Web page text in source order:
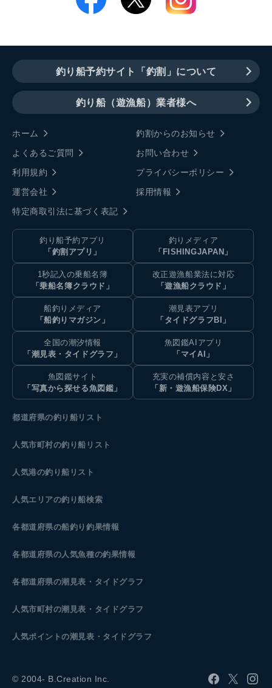
釣り船予約サイト「釣割」について
釣り船（遊漁船）業者様へ
ホーム
釣割からのお知らせ
よくあるご質問
お問い合わせ
利用規約
プライバシーポリシー
運営会社
採用情報
特定商取引法に基づく表記
釣り船予約アプリ
「釣割アプリ」
釣りメディア
「FISHINGJAPAN」
1秒記入の乗船名簿
「乗船名簿クラウド」
改正遊漁船業法に対応
「遊漁船クラウド」
船釣りメディア
「船釣りマガジン」
潮見表アプリ
「タイドグラフBI」
全国の潮汐情報
「潮見表・タイドグラフ」
魚図鑑AIアプリ
「マイAI」
魚図鑑サイト
「写真から探せる魚図鑑」
充実の補償内容と安さ
「新・遊漁船保険DX」
都道府県の釣り船リスト
人気市町村の釣り船リスト
人気港の釣り船リスト
人気エリアの釣り船検索
各都道府県の船釣り釣果情報
各都道府県の人気魚種の釣果情報
各都道府県の潮見表 ・タイドグラフ
人気市町村の潮見表・タイドグラフ
人気ポイントの潮見表・タイドグラフ
© 2004- B.Creation Inc.